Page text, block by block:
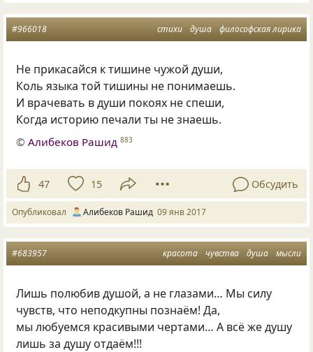
стихи душа философская лирика
#966018
Не прикасайся к тишине чужой души,
Коль языка той тишины не понимаешь.
И врачевать в души покоях не спеши,
Когда историю печали ты не знаешь.
©Алибеков Рашид 883
47 15 Обсудить
Опубликовал Алибеков Рашид 09 янв 2017
красота чувства душа мысли
#683957
Лишь полюбив душой, а не глазами… Мы силу
чувств, что неподкупны познаём! Да,
мы любуемся красивыми чертами… А всё же душу
лишь за душу отдаём!!!